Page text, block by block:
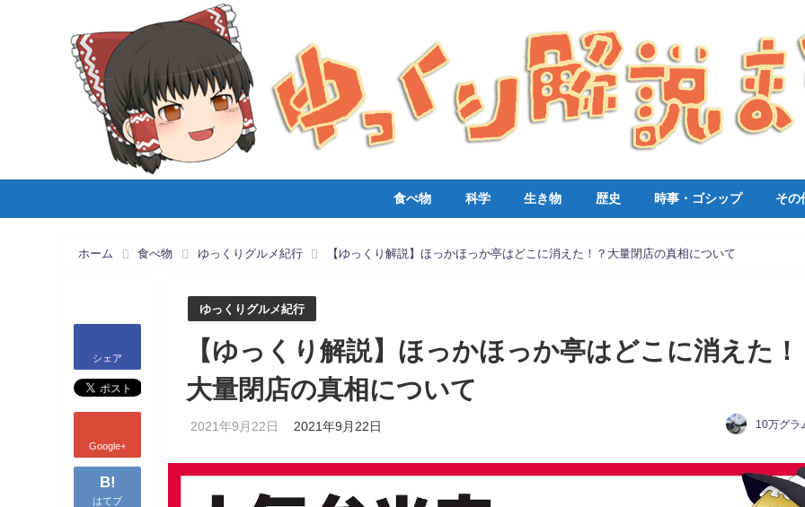
食べ物 科学 生き物 歴史 時事・ゴシップ その
ホーム 食べ物 ゆっくりグルメ紀行 【ゆっくり解説】ほっかほっか亭はどこに消えた！？大量閉店の真相について
シェア
Google+
B!
はてブ
ゆっくりグルメ紀行
【ゆっくり解説】ほっかほっか亭はどこに消えた
大量閉店の真相について
2021年9月22日 2021年9月22日 10万グラ